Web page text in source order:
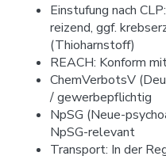
Einstufung nach
reizend, ggf.
(Thioharnstoff)
REACH: Konform
ChemVerbotsV
/ gewerbepflichtig
NpSG (Neue-
NpSG-relevant
Transport: In der